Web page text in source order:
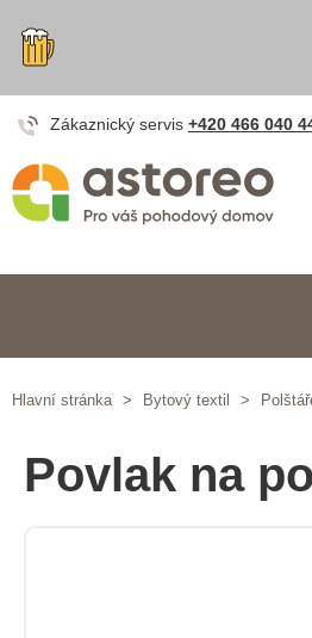
Zákaznický servis +420 466 040
Hlavní stránka > Bytový textil >
Povlak na